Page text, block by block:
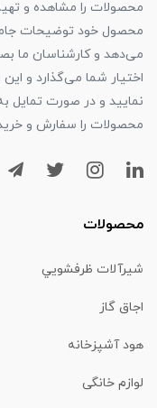
محصولات را مشاهده و
محصول خود توضیحات
می‌دهد و کارشناسان ما
اختیار شما می‌گذارد و
نمایید و در صورت تمایل
محصولات را سفارش و
محصولات
شیرآلات ظرفشويي
اجاق گاز
هود آشپزخانه
لوازم خانگی